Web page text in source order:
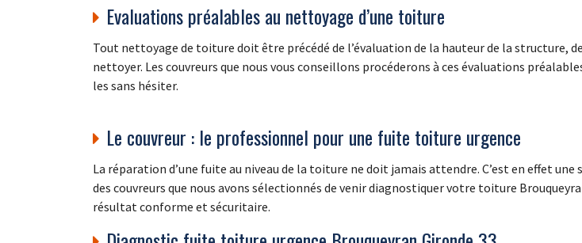
Evaluations préalables au nettoyage d’une toiture
Tout nettoyage de toiture doit être précédé de l’évaluation de la hauteur de la structure,
nettoyer. Les couvreurs que nous vous conseillons procéderons à ces évaluations
les sans hésiter.
Le couvreur : le professionnel pour une fuite toiture urgence
La réparation d’une fuite au niveau de la toiture ne doit jamais attendre. C’est en effet
des couvreurs que nous avons sélectionnés de venir diagnostiquer votre toiture
résultat conforme et sécuritaire.